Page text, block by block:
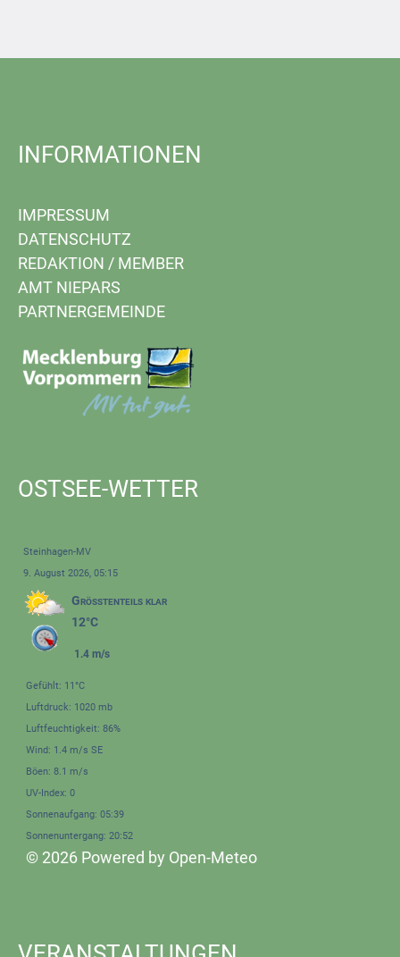
INFORMATIONEN
IMPRESSUM
DATENSCHUTZ
REDAKTION / MEMBER
AMT NIEPARS
PARTNERGEMEINDE
OSTSEE-WETTER
Steinhagen-MV
9. August 2026, 05:15
Größtenteils klar
12°C
1.4 m/s
Gefühlt: 11°C
Luftdruck: 1020 mb
Luftfeuchtigkeit: 86%
Wind: 1.4 m/s SE
Böen: 8.1 m/s
UV-Index: 0
Sonnenaufgang: 05:39
Sonnenuntergang: 20:52
© 2026 Powered by Open-Meteo